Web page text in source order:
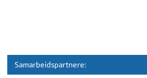
Samarbeidspartnere: